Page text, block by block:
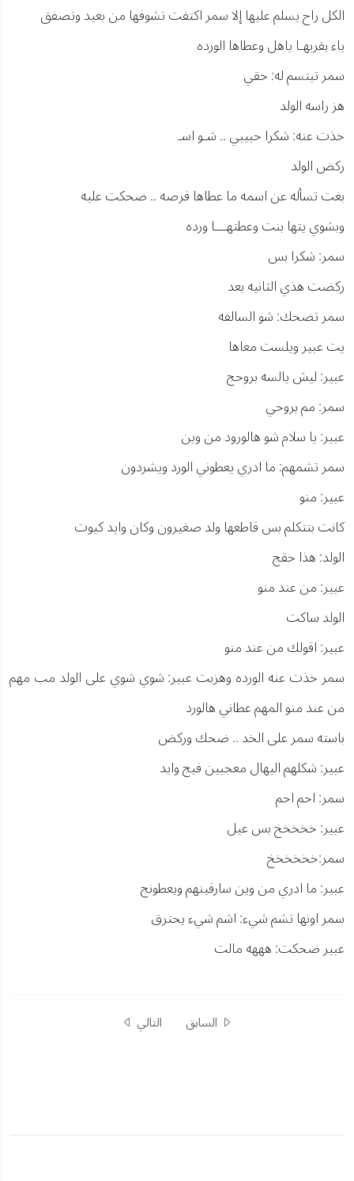
الكل راح يسلم عليها إلا سمر اكتفت تشوفها من بعيد وتصفق
ياء بقربهـا ياهل وعطاها الورده
سمر تبتسم له: حقي
هز راسه الولد
خذت عنه: شكرا حبيبي .. شـو اسـ
ركض الولد
بغت تسأله عن اسمه ما عطاها فرصه .. ضحكت عليه
وبشوي يتها بنت وعطتهـــا ورده
سمر: شكرا بس
ركضت هذي الثانيه بعد
سمر تضحك: شو السالفه
يت عبير ويلست معاها
عبير: ليش يالسه بروحج
سمر: مم بروحي
عبير: يا سلام شو هالورود من وين
سمر تشمهم: ما ادري يعطوني الورد ويشردون
عبير: منو
كانت بتتكلم بس قاطعها ولد صغيرون وكان وايد كيوت
الولد: هذا حقج
عبير: من عند منو
الولد ساكت
عبير: اقولك من عند منو
سمر خذت عنه الورده وهزبت عبير: شوي شوي على الولد مب مهم
من عند منو المهم عطاني هالورد
باسته سمر على الخد .. ضحك وركض
عبير: شكلهم اليهال معجبين فيج وايد
سمر: احم احم
عبير: خخخخخ بس عيل
سمر:خخخخخخ
عبير: ما ادري من وين سارقينهم ويعطونج
سمر اونها تشم شيء: اشم شيء يحترق
عبير ضحكت: هههه مالت
السابق التالي